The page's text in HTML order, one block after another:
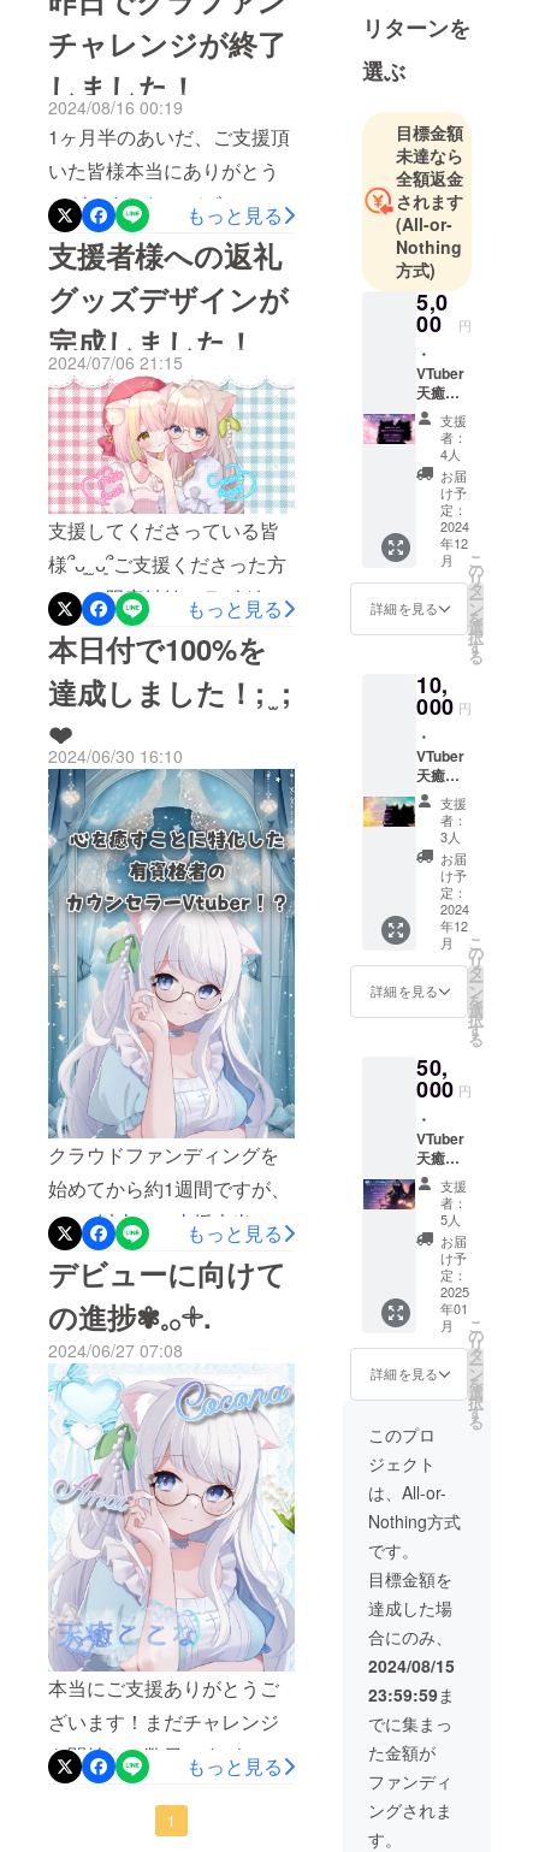
先ほど、郵便局よりリター
ンのグッズを発送させてい
ただきました。(ご辞退の方
は含まれておりません)・返
礼品の送付先記入欄の『お
名前』に不備がある方がい
らっしゃいまして、活動者
様等で本名御記入が難し
かった方も居らっしゃるの
かもしれませんので、御記
入頂いたお名前で発送させ
て頂きました。ですがお届
けの際に配達員の方によっ
ては郵便局に登録されてい
るお名前と異なる場合配送
が上手く行かない場合もあ
るとのことでしたので、追
跡番号がつく形の郵便で送
らせていただきました。万
が一1週間ほどしても届かな
い場合は、聞いていただけ
れば追跡番号をお教えしま
すのでご自身でお問い合わ
せして頂けますようお願い
いたします‪( •̥ ˍ •̥ )‬・グッズの
フォトスタンドですが、ガ
ラスフレームが写真を真空
状態にしている影響で、写
真にシミのようなものが見
える場合がございます。こ
ちらは品質に問題はなく、
写真を1度取り出していただ
いたり空気を含ませて頂け
ると元に戻りますのでお伝
えを先にさせて頂きます！
2Lサイズの写真ですので、
気になる場合はご自身の
フォトフレームに移し替え
お使いも可能です！ご到着
までお待ちください(⑉•
•⑉)♡天癒ここな
チャレンジが終了
しました！
2024/08/16 00:19
1ヶ月半のあいだ、ご支援頂
いた皆様本当にありがとう
ございました。デビューま
ではまだしばらくあります
が、自分のなりたかった
バーチャルカウンセラーに
慣れるようここから新たに
頑張っていきます(*´˘`*)♡リ
ターンにつきましても、準
備を進めていきますので暫
くお待ちいただけますと嬉
しいです。よろしくお願い
します✩.*˚
もっと見る
支援者様への返礼
グッズデザインが
完成しました！
2024/07/06 21:15
支援してくださっている皆
様՞ᴗ͈ ̫ ᴗ͈՞ご支援くださった方
への、限定姉妹コラボグッ
ズのデザインが完成致しま
したのでご報告です！とて
も可愛く仕上げていただき
ました ̖́-‬お揃いの色違いコー
デのお洋服と、色違いの直
筆サイン入りとなっており
ます☆飾っていただける、
アクリルブロックにする予
定ですので楽しみにしてい
てくださいね( ´,,•ω•,,`)♡こ
こなより
もっと見る
本日付で100%を
達成しました！; ̫ ;
❤︎
2024/06/30 16:10
クラウドファンディングを
始めてから約1週間ですが、
110%以上のご支援本当にあ
りがとうございます(´；ω；
｀)皆さんのおかげで、ここ
なのデビューが決まりまし
た！皆の気持ちがありがた
くて涙が出ました。これか
ら自分の出来るペースで、
デビューに向けて頑張って
いくので引き続き応援よろ
しくお願いします( ⸝⸝•ᴗ•⸝⸝ )
また、まだ〆日の8月15日ま
で45日近くあるので、もし
余裕があってまだ支援して
いない方がいらっしゃった
ら、無理しない範囲でご支
援いただけますと助かりま
す。当初書いていた通り、
作れるのですが、安眠
もっと見る
デビューに向けて
の進捗✾𓈒𓂂𓇬.
2024/06/27 07:08
本当にご支援ありがとうご
ざいます！まだチャレンジ
を開始して数日ですが10万
円以上の支援をいただき、
大変感謝しています(´；ω；
もっと見る
1
リターンを
選ぶ
目標金額
未達なら
全額返金
されます
(All-or-
Nothing
方式)
5,0
00 円
️・
VTuber
天癒み
るく・
天癒こ
こなの2
ショッ
ト限定
グッズ
の配布
(今の
所、ア
クリル
スタン
ドを予
定して
・天癒
ここな
デ
ビュー
初配信
のエン
ディン
グクレ
ジット
にて支
援者様
のお名
前を流
します
(流され
たくな
い場合
ば可能
です) 配
信内で
流れま
す！ 掲
載方
法：配
信のエ
ンド
ロール
として
お名前
が流れ
ます(文
字) 掲載
期間：
アカウ
る限り
イブに
て掲載
に、流
を備考
欄に記
載をお
願いし
ます！
支援
者：
4人
お届
け予
定：
2024
年12
月
詳細を見る
こ
の
リ
タ
ー
ン
を
選
択
す
る
10,
000 円
️・
VTuber
天癒み
るく・
天癒こ
こなの2
ショッ
ト限定
グッズ
の配布
(今の
所、ア
クリル
スタン
ドを予
定して
・天癒
ここな
デ
ビュー
初配信
のエン
ディン
グクレ
ジット
にて支
援者様
のお名
前を流
します
(流され
たくな
い場合
だけれ
ば可能
です) 配
信内で
流れま
す！ 掲
信のエ
ンド
ロール
として
お名前
が流れ
ます(文
字) 掲載
期間：
アカウ
ントが
存続す
る限り
支援
者：
3人
お届
け予
定：
2024
年12
月
詳細を見る
こ
の
リ
タ
ー
ン
を
選
択
す
る
50,
000 円
️・
VTuber
天癒み
るく・
天癒こ
こなの2
ショッ
ト限定
グッズ
の配布
(今の
所、ア
クリル
スタン
ドを予
定して
います)
・天癒
ここな
デ
ビュー
初配信
グクレ
ジット
にて支
援者様
のお名
前を流
します
(流され
たくな
い場合
は教え
ていた
だけれ
支援
者：
5人
お届
け予
定：
2025
年01
月
詳細を見る
こ
の
リ
タ
ー
ン
を
選
択
す
る
このプロ
ジェクト
は、All-or-
Nothing方式
です。
目標金額を
達成した場
合にのみ、
2024/08/15
23:59:59ま
でに集まっ
た金額が
ファンディ
ングされま
す。